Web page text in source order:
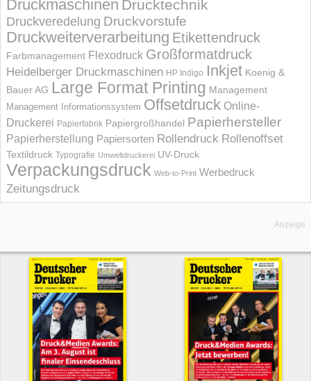
Druckmaschinen Drucktechnik
Druckveredelung Druckvorstufe
Druckweiterverarbeitung Etikettendruck
Farbmanagement Flexodruck Großformatdruck
Heidelberger Druckmaschinen HP Indigo Inkjet Koenig &
Bauer AG Large Format Printing Management
Management Informations­system Offsetdruck Online-
Druckerei Papierfabrik Papiergroßhandel Papierhersteller
Papierherstellung Papiersorten Rollendruck Rollenoffset
Textildruck Typografie Umweltdruckerei UV-Druck
Verpackungsdruck Web-to-Print Werbedruck
Zeitungsdruck
Anzeige